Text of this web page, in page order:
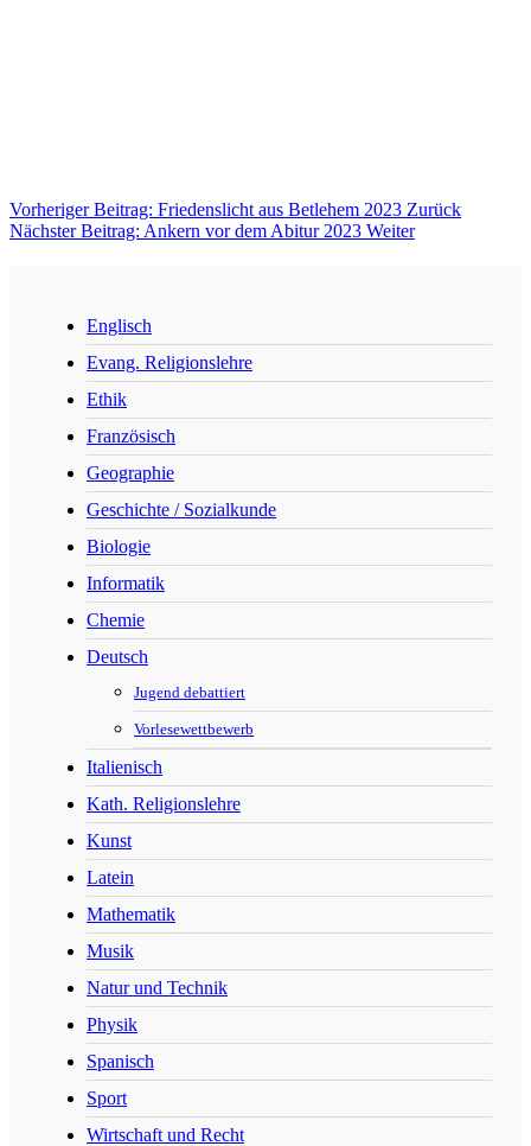
Vorheriger Beitrag: Friedenslicht aus Betlehem 2023 Zurück
Nächster Beitrag: Ankern vor dem Abitur 2023 Weiter
Englisch
Evang. Religionslehre
Ethik
Französisch
Geographie
Geschichte / Sozialkunde
Biologie
Informatik
Chemie
Deutsch
Jugend debattiert
Vorlesewettbewerb
Italienisch
Kath. Religionslehre
Kunst
Latein
Mathematik
Musik
Natur und Technik
Physik
Spanisch
Sport
Wirtschaft und Recht